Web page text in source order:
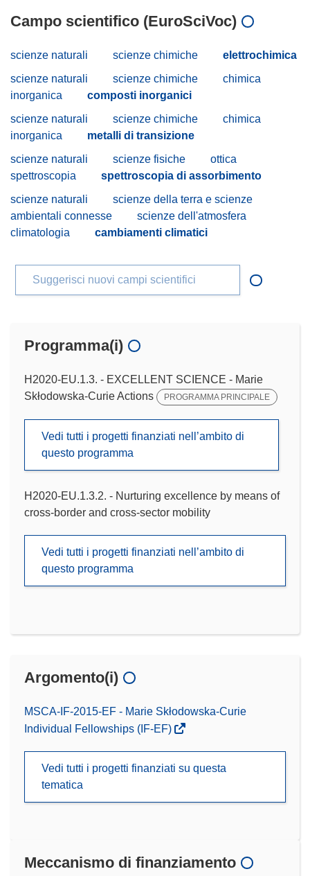
Campo scientifico (EuroSciVoc)
scienze naturali scienze chimiche
elettrochimica
scienze naturali
scienze chimiche
chimica
inorganica
composti inorganici
scienze naturali
scienze chimiche
chimica
inorganica
metalli di transizione
scienze naturali
scienze fisiche
ottica
spettroscopia
spettroscopia di assorbimento
scienze naturali
scienze della terra e scienze
ambientali connesse
scienze dell'atmosfera
climatologia
cambiamenti climatici
Suggerisci nuovi campi scientifici
Programma(i)
H2020-EU.1.3. - EXCELLENT SCIENCE - Marie
Skłodowska-Curie Actions
PROGRAMMA PRINCIPALE
Vedi tutti i progetti finanziati nell’ambito di
questo programma
H2020-EU.1.3.2. - Nurturing excellence by means of
cross-border and cross-sector mobility
Vedi tutti i progetti finanziati nell’ambito di
questo programma
Argomento(i)
MSCA-IF-2015-EF - Marie Skłodowska-Curie
Individual Fellowships (IF-EF)
Vedi tutti i progetti finanziati su questa
tematica
Meccanismo di finanziamento